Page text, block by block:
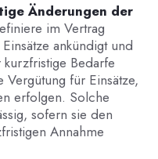
Änderungen der
im Vertrag
ankündigt und
Bedarfe
für Einsätze,
erfolgen. Solche
sofern sie den
Annahme